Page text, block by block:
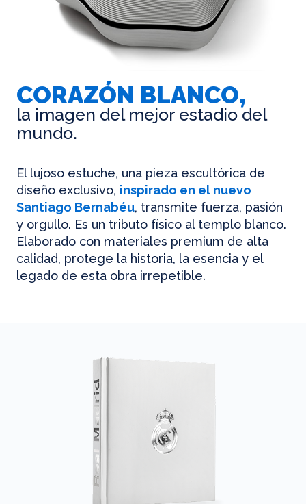
CORAZÓN BLANCO,
la imagen del mejor estadio del
mundo.
El lujoso estuche, una pieza escultórica de
diseño exclusivo, inspirado en el nuevo
Santiago Bernabéu, transmite fuerza, pasión
y orgullo. Es un tributo físico al templo blanco.
Elaborado con materiales premium de alta
calidad, protege la historia, la esencia y el
legado de esta obra irrepetible.